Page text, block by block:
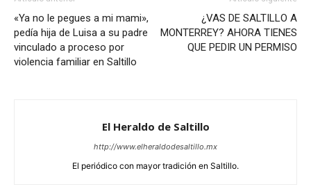
«Ya no le pegues a mi mami»,
pedía hija de Luisa a su padre
vinculado a proceso por
violencia familiar en Saltillo
¿VAS DE SALTILLO A
MONTERREY? AHORA TIENES
QUE PEDIR UN PERMISO
El Heraldo de Saltillo
http://www.elheraldodesaltillo.mx
El periódico con mayor tradición en Saltillo.